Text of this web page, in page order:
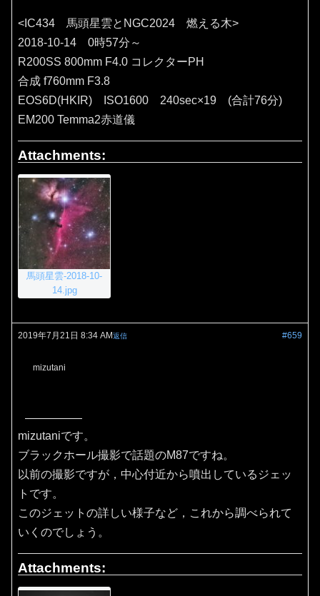
<IC434 馬頭星雲とNGC2024 燃える木>
2018-10-14 0時57分～
R200SS 800mm F4.0 コレクターPH
合成 f760mm F3.8
EOS6D(HKIR) ISO1600 240sec×19 (合計76分)
EM200 Temma2赤道儀
Attachments:
馬頭星雲-2018-10-
14.jpg
2019年7月21日 8:34 AM #659
返信
mizutani
mizutaniです。
ブラックホール撮影で話題のM87ですね。
以前の撮影ですが，中心付近から噴出しているジェッ
トです。
このジェットの詳しい様子など，これから調べられて
いくのでしょう。
Attachments: